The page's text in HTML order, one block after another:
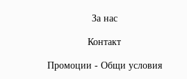
За нас
Контакт
Промоции - Общи условия